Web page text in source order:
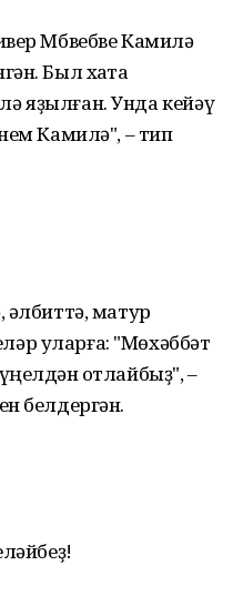
Мбвебве Камилә
Был хаҡта
яҙылған. Унда кейәү
Камилә", – тип
әлбиттә, матур
уларға: "Мөхәббәт
ҡотлайбыҙ", –
белдергән.